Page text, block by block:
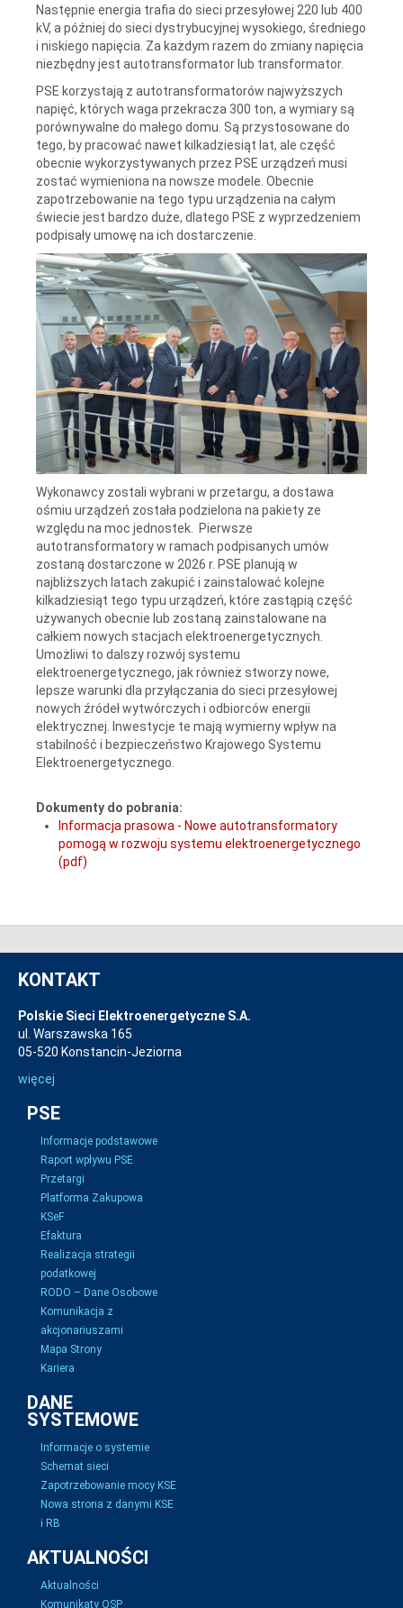
Następnie energia trafia do sieci przesyłowej 220 lub 400
kV, a później do sieci dystrybucyjnej wysokiego, średniego
i niskiego napięcia. Za każdym razem do zmiany napięcia
niezbędny jest autotransformator lub transformator.
PSE korzystają z autotransformatorów najwyższych
napięć, których waga przekracza 300 ton, a wymiary są
porównywalne do małego domu. Są przystosowane do
tego, by pracować nawet kilkadziesiąt lat, ale część
obecnie wykorzystywanych przez PSE urządzeń musi
zostać wymieniona na nowsze modele. Obecnie
zapotrzebowanie na tego typu urządzenia na całym
świecie jest bardzo duże, dlatego PSE z wyprzedzeniem
podpisały umowę na ich dostarczenie.
Wykonawcy zostali wybrani w przetargu, a dostawa
ośmiu urządzeń została podzielona na pakiety ze
względu na moc jednostek. Pierwsze
autotransformatory w ramach podpisanych umów
zostaną dostarczone w 2026 r. PSE planują w
najbliższych latach zakupić i zainstalować kolejne
kilkadziesiąt tego typu urządzeń, które zastąpią część
używanych obecnie lub zostaną zainstalowane na
całkiem nowych stacjach elektroenergetycznych.
Umożliwi to dalszy rozwój systemu
elektroenergetycznego, jak również stworzy nowe,
lepsze warunki dla przyłączania do sieci przesyłowej
nowych źródeł wytwórczych i odbiorców energii
elektrycznej. Inwestycje te mają wymierny wpływ na
stabilność i bezpieczeństwo Krajowego Systemu
Elektroenergetycznego.
Dokumenty do pobrania:
Informacja prasowa - Nowe autotransformatory
pomogą w rozwoju systemu elektroenergetycznego
(pdf)
KONTAKT
Polskie Sieci Elektroenergetyczne S.A.
ul. Warszawska 165
05-520 Konstancin-Jeziorna
więcej
PSE
Informacje podstawowe
Raport wpływu PSE
Przetargi
Platforma Zakupowa
KSeF
Efaktura
Realizacja strategii
podatkowej
RODO – Dane Osobowe
Komunikacja z
akcjonariuszami
Mapa Strony
Kariera
DANE
SYSTEMOWE
Informacje o systemie
Schemat sieci
Zapotrzebowanie mocy KSE
Nowa strona z danymi KSE
i RB
AKTUALNOŚCI
Aktualności
Komunikaty OSP